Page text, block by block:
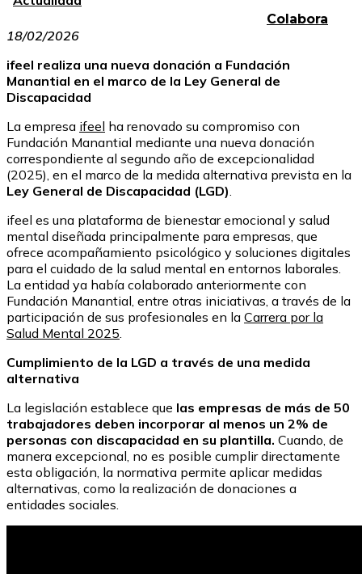
Colabora
18/02/2026
ifeel realiza una nueva donación a Fundación
Manantial en el marco de la Ley General de
Discapacidad
La empresa ifeel ha renovado su compromiso con
Fundación Manantial mediante una nueva donación
correspondiente al segundo año de excepcionalidad
(2025), en el marco de la medida alternativa prevista en la
Ley General de Discapacidad (LGD).
ifeel es una plataforma de bienestar emocional y salud
mental diseñada principalmente para empresas, que
ofrece acompañamiento psicológico y soluciones digitales
para el cuidado de la salud mental en entornos laborales.
La entidad ya había colaborado anteriormente con
Fundación Manantial, entre otras iniciativas, a través de la
participación de sus profesionales en la Carrera por la
Salud Mental 2025.
Cumplimiento de la LGD a través de una medida
alternativa
La legislación establece que las empresas de más de 50
trabajadores deben incorporar al menos un 2% de
personas con discapacidad en su plantilla. Cuando, de
manera excepcional, no es posible cumplir directamente
esta obligación, la normativa permite aplicar medidas
alternativas, como la realización de donaciones a
entidades sociales.